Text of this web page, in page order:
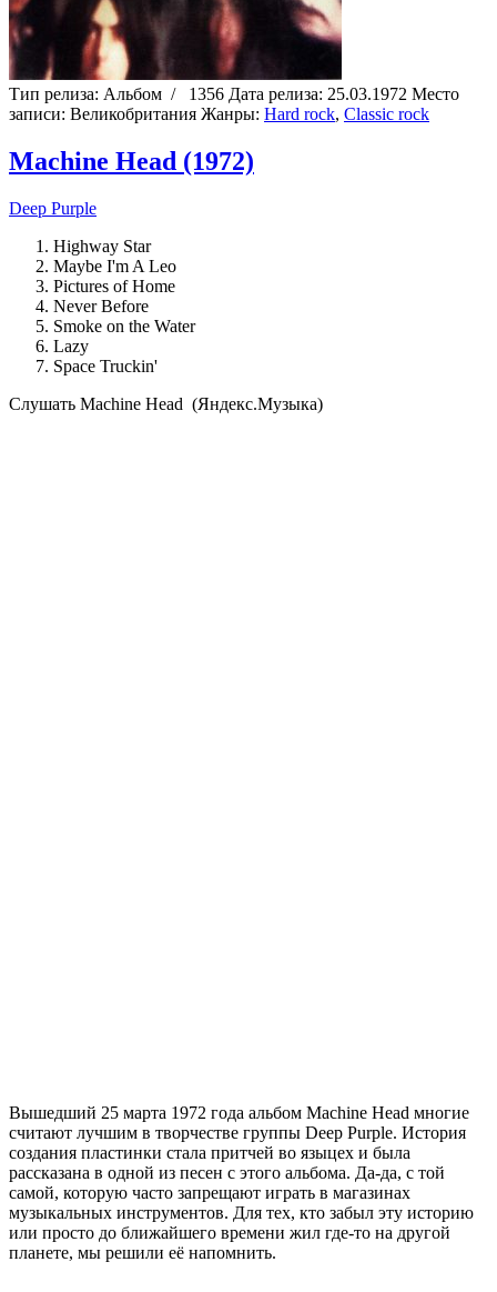
Тип релиза: Альбом / 1356 Дата релиза: 25.03.1972 Место
записи: Великобритания Жанры: Hard rock, Classic rock
Machine Head (1972)
Deep Purple
Highway Star
Maybe I'm A Leo
Pictures of Home
Never Before
Smoke on the Water
Lazy
Space Truckin'
Cлушать Machine Head (Яндекс.Музыка)
Вышедший 25 марта 1972 года альбом Machine Head многие
считают лучшим в творчестве группы Deep Purple. История
создания пластинки стала притчей во языцех и была
рассказана в одной из песен с этого альбома. Да-да, с той
самой, которую часто запрещают играть в магазинах
музыкальных инструментов. Для тех, кто забыл эту историю
или просто до ближайшего времени жил где-то на другой
планете, мы решили её напомнить.